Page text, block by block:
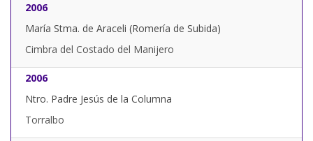
2006
María Stma. de Araceli (Romería de Subida)
Cimbra del Costado del Manijero
2006
Ntro. Padre Jesús de la Columna
Torralbo